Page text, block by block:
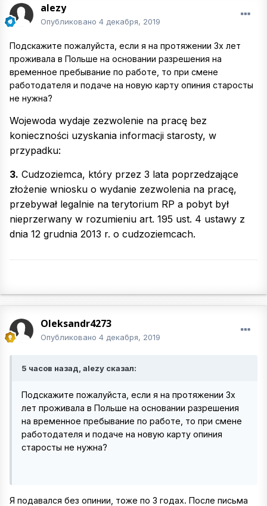
alezy
Опубликовано 4 декабря, 2019
Подскажите пожалуйста, если я на протяжении 3х лет
проживала в Польше на основании разрешения на
временное пребывание по работе, то при смене
работодателя и подаче на новую карту опиния старосты
не нужна?
Wojewoda wydaje zezwolenie na pracę bez
konieczności uzyskania informacji starosty, w
przypadku:
3. Cudzoziemca, który przez 3 lata poprzedzające
złożenie wniosku o wydanie zezwolenia na pracę,
przebywał legalnie na terytorium RP a pobyt był
nieprzerwany w rozumieniu art. 195 ust. 4 ustawy z
dnia 12 grudnia 2013 r. o cudzoziemcach.
Oleksandr4273
Опубликовано 4 декабря, 2019
5 часов назад, alezy сказал:
Подскажите пожалуйста, если я на протяжении 3х
лет проживала в Польше на основании разрешения
на временное пребывание по работе, то при смене
работодателя и подаче на новую карту опиния
старосты не нужна?
Я подавался без опинии, тоже по 3 годах. После письма